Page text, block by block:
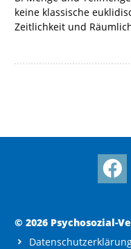
keine klassische
Zeitlichkeit und
© 2026 Psychosozial-